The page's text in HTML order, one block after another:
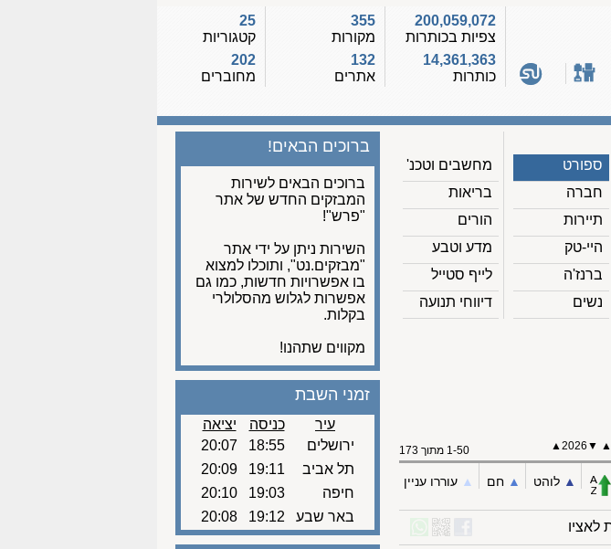
200,059,072
צפיות בכותרות
14,361,363
כותרות
355
מקורות
132
אתרים
25
קטגוריות
202
מחוברים
ספורט
חברה
תיירות
היי-טק
ברנז'ה
נשים
מחשבים וטכנ'
בריאות
הורים
מדע וטבע
לייף סטייל
דיווחי תנועה
ברוכים הבאים!
ברוכים הבאים לשירות
המבזקים החדש של אתר
"פרש"!
השירות ניתן על ידי אתר
"מבזקים.נט", ותוכלו למצוא
בו אפשרויות חדשות, כמו גם
אפשרות לגלוש מהסלולרי
בקלות.
מקווים שתהנו!
▲
▼
2026▲ 1-50 מתוך 173
▲︎ לוהט ▲︎ חם ▲︎ עוררו עניין
זמני השבת
עיר כניסה
יציאה
ירושלים
18:55
20:07
תל אביב
19:11
20:09
חיפה
19:03
20:10
באר שבע
19:12
20:08